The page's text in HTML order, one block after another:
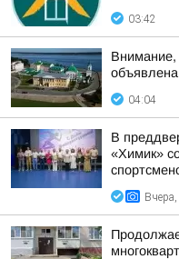
03:42
Внимание,
04:04
В
«Химик»